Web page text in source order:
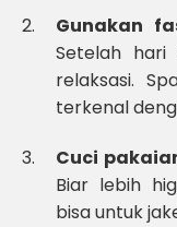
Gunakan
Setelah
relaksasi.
terkenal
Cuci
Biar lebih
bisa untuk